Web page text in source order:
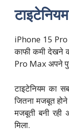
iPhone 15 Pro
काफी कमी देखने
Pro Max अपने
टाइटेनियम का
जितना मजबूत
मजबूती बनी
मिला.